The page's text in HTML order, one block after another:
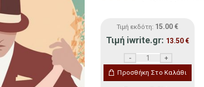
Τιμή εκδότη: 15.00 €
Τιμή iwrite.gr: 13.50€
Προσθήκη Στο Καλάθι